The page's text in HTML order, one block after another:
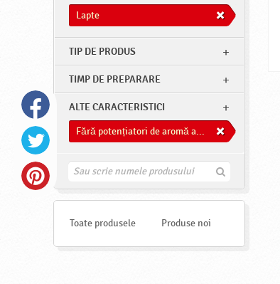
Lapte
TIP DE PRODUS
TIMP DE PREPARARE
ALTE CARACTERISTICI
Fără potențiatori de aromă adăugați
G
e
Toate produsele Produse noi